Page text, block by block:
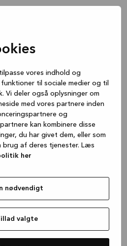
vores indhold og
til sociale medier og til
Vi deler også oplysninger om
med vores partnere inden
og
kan kombinere disse
du har givet dem, eller som
brug af deres tjenester. Læs
her
nødvendigt
valgte
the browser console for more
.